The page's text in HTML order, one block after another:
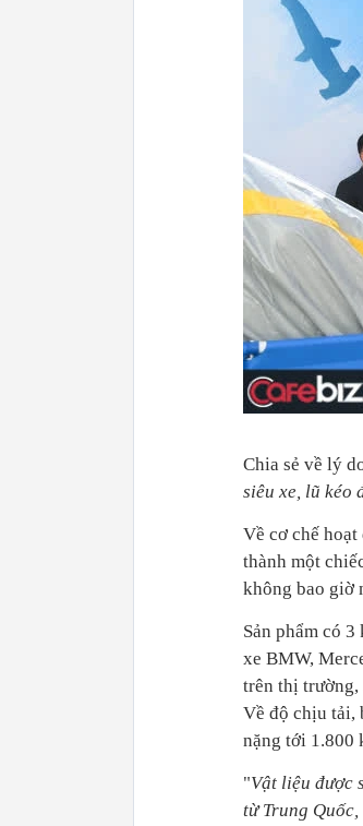
Chia sẻ về lý
siêu xe, lũ kéo
Về cơ chế
thành một
không bao giờ
Sản phẩm có
xe BMW,
trên thị trường,
Về độ chịu tải,
nặng tới 1.800
"Vật liệu được
từ Trung